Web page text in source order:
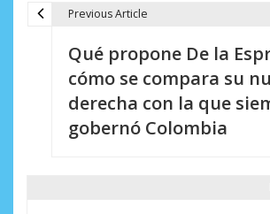
Previous Article
Qué propone De la
cómo se compara su
derecha con la que
gobernó Colombia